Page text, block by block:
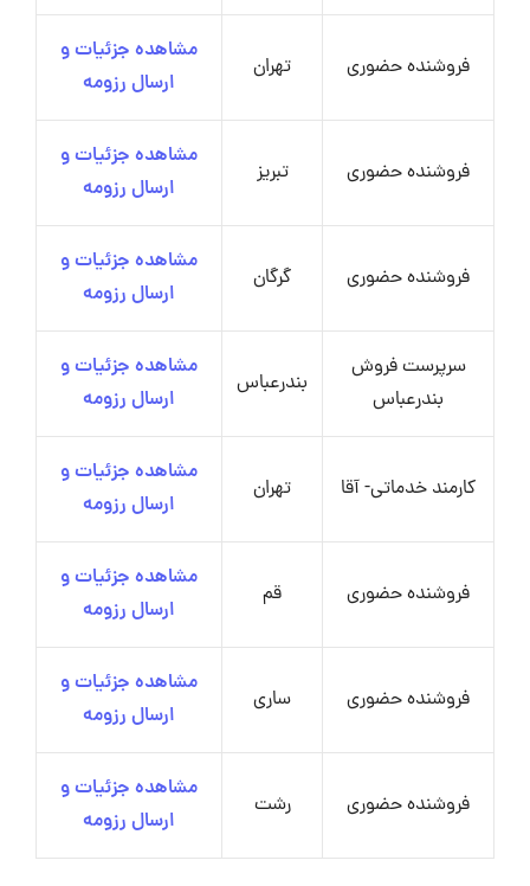
فروشنده حضوری تهران
مشاهده جزئیات و
ارسال رزومه
فروشنده حضوری تبریز
مشاهده جزئیات و
ارسال رزومه
فروشنده حضوری گرگان
مشاهده جزئیات و
ارسال رزومه
سرپرست فروش
بندرعباس
بندرعباس
مشاهده جزئیات و
ارسال رزومه
کارمند خدماتی- آقا تهران
مشاهده جزئیات و
ارسال رزومه
فروشنده حضوری قم
مشاهده جزئیات و
ارسال رزومه
فروشنده حضوری ساری
مشاهده جزئیات و
ارسال رزومه
فروشنده حضوری رشت
مشاهده جزئیات و
ارسال رزومه